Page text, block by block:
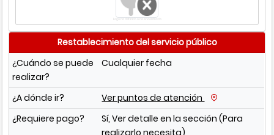
Logo no definido o no encontrado
Restablecimiento del servicio público
¿Cuándo se puede
realizar?
Cualquier fecha
¿A dónde ir?
Ver puntos de atención
¿Requiere pago?
Sí, Ver detalle en la sección (Para